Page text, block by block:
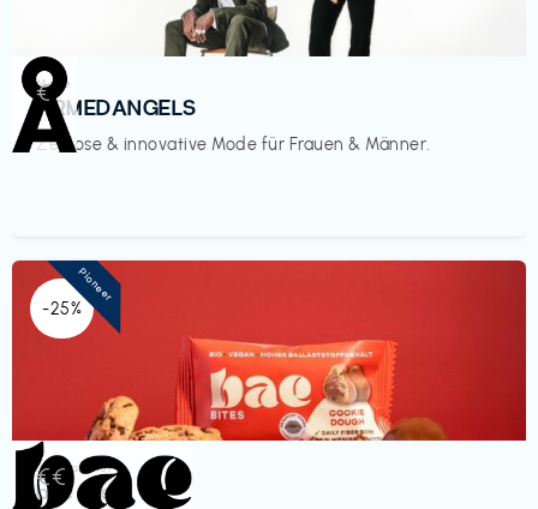
Mode
ARMEDANGELS
Zeitlose & innovative Mode für Frauen & Männer.
€‎
-25%
Lebensmittel
bae Treat
€€‎
Pioneer